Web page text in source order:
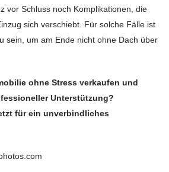
vor Schluss noch Komplikationen, die
sich verschiebt. Für solche Fälle ist
sein, um am Ende nicht ohne Dach über
ohne Stress verkaufen und
Unterstützung?
für ein unverbindliches